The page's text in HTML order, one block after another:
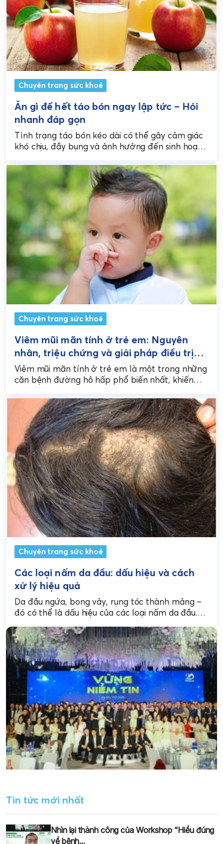
Chuyên trang sức khoẻ
Ăn gì để hết táo bón ngay lập tức – Hỏi
nhanh đáp gọn
Tình trạng táo bón kéo dài có thể gây cảm giác
khó chịu, đầy bụng và ảnh hưởng đến sinh hoạt
Chuyên trang sức khoẻ
Viêm mũi mãn tính ở trẻ em: Nguyên
nhân, triệu chứng và giải pháp điều trị
toàn diện
Viêm mũi mãn tính ở trẻ em là một trong những
căn bệnh đường hô hấp phổ biến nhất, khiến
Chuyên trang sức khoẻ
Các loại nấm da đầu: dấu hiệu và cách
xử lý hiệu quả
Da đầu ngứa, bong vảy, rụng tóc thành mảng –
đó có thể là dấu hiệu của các loại nấm da đầu.
Tin tức mới nhất
Nhìn lại thành công của Workshop “Hiểu đúng
về bệnh...